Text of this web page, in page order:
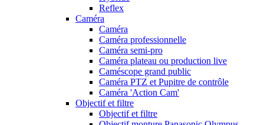
Reflex
Caméra
Caméra
Caméra professionnelle
Caméra semi-pro
Caméra plateau ou production live
Caméscope grand public
Caméra PTZ et Pupitre de contrôle
Caméra 'Action Cam'
Objectif et filtre
Objectif et filtre